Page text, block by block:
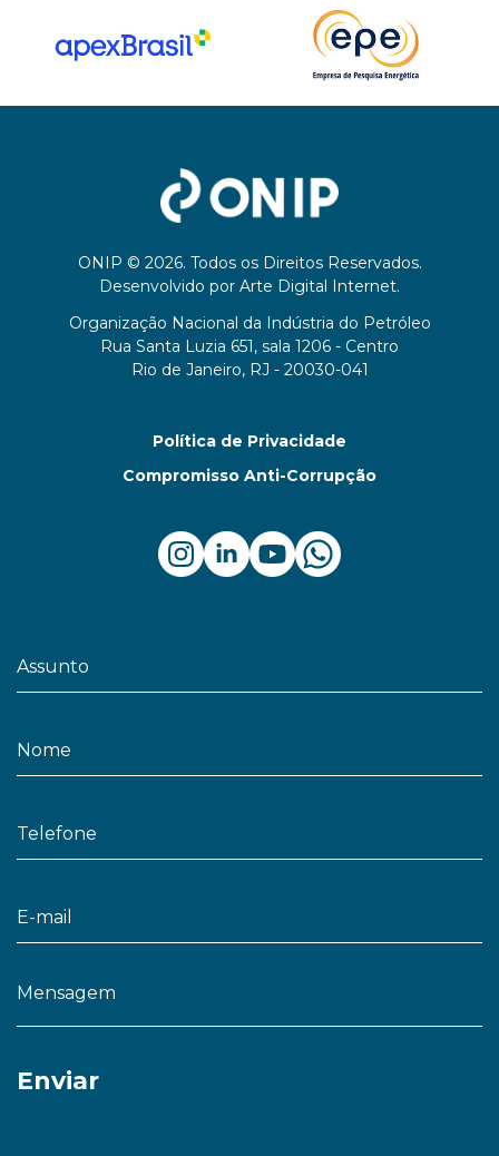
ONIP © 2026. Todos os Direitos Reservados.
Desenvolvido por Arte Digital Internet.
Organização Nacional da Indústria do Petróleo
Rua Santa Luzia 651, sala 1206 - Centro
Rio de Janeiro, RJ - 20030-041
Política de Privacidade
Compromisso Anti-Corrupção